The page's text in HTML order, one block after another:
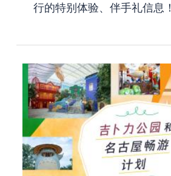
行的特别体验、伴手礼信息！